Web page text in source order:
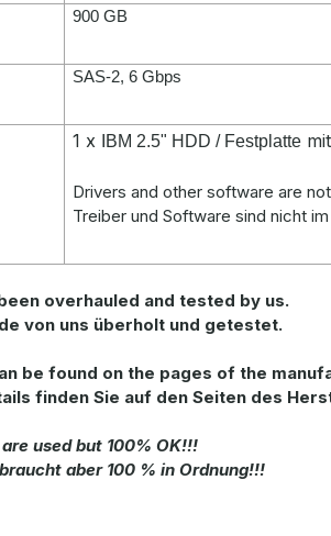
900 GB
SAS-2, 6 Gbps
1 x IBM 2.5" HDD / Festplatte
Drivers and other software are
Treiber und Software sind nicht
overhauled and tested by us.
von uns überholt und getestet.
be found on the pages of the
finden Sie auf den Seiten des
used but 100% OK!!!
aber 100 % in Ordnung!!!